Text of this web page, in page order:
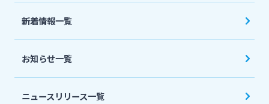
法人・個人事業主のお客さま
宮崎銀行について
新着情報一覧
お知らせ一覧
ニュースリリース一覧